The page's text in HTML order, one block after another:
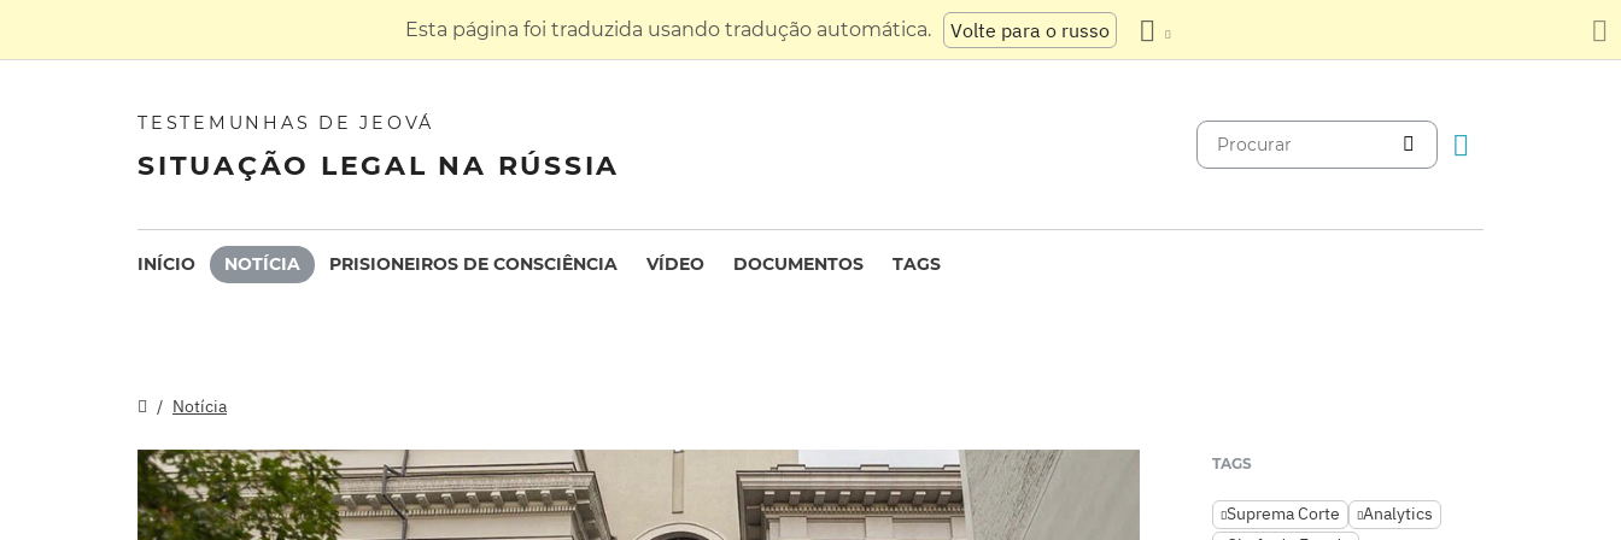
Esta página foi traduzida usando tradução automática. Volte para o russo
TESTEMUNHAS DE JEOVÁ
SITUAÇÃO LEGAL NA RÚSSIA
INÍCIO NOTÍCIA PRISIONEIROS DE CONSCIÊNCIA VÍDEO DOCUMENTOS TAGS
Notícia
TAGS
Suprema Corte
Analytics